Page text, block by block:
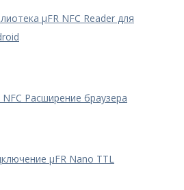
μFR NFC Reader для
NFC Расширение браузера
μFR Nano TTL